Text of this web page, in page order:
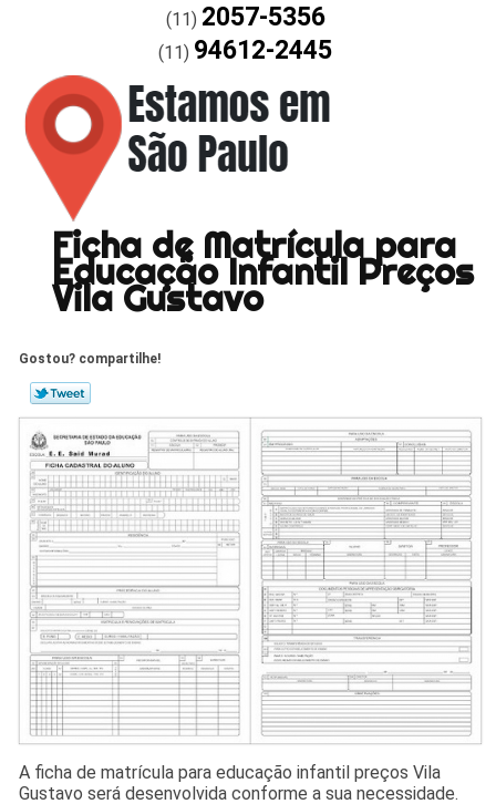
(11) 2057-5356
(11) 94612-2445
Ficha de Matrícula para
Educação Infantil Preços
Vila Gustavo
Gostou? compartilhe!
A ficha de matrícula para educação infantil preços Vila
Gustavo será desenvolvida conforme a sua necessidade.